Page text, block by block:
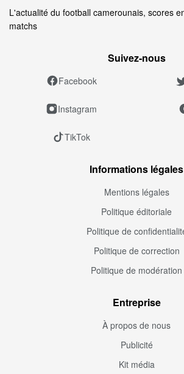
L'actualité du football camerounais, scores
matchs
Suivez‑nous
Facebook
Instagram
TikTok
Informations légales
Mentions légales
Politique éditoriale
Politique de
Politique de correction
Politique de modération
Entreprise
À propos de nous
Publicité
Kit média